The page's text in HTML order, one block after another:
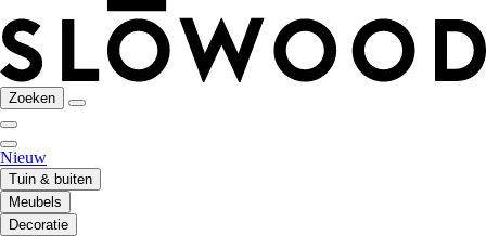
Zoeken
Nieuw
Tuin & buiten
Meubels
Decoratie